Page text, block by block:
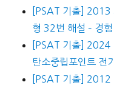
[PSAT 기출] 2013
형 32번 해설 – 경
[PSAT 기출] 2024
탄소중립포인트 전
[PSAT 기출] 2012